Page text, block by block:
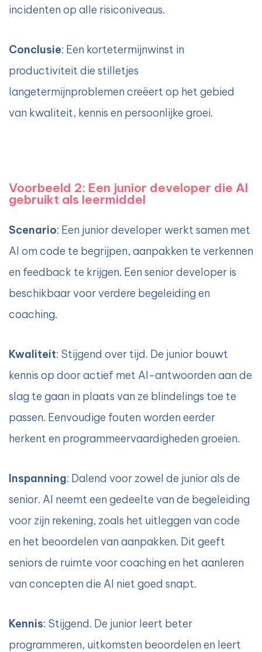
incidenten op alle risiconiveaus.
Conclusie: Een kortetermijnwinst in
productiviteit die stilletjes
langetermijnproblemen creëert op het gebied
van kwaliteit, kennis en persoonlijke groei.
Voorbeeld 2: Een junior developer die AI
gebruikt als leermiddel
Scenario: Een junior developer werkt samen met
AI om code te begrijpen, aanpakken te verkennen
en feedback te krijgen. Een senior developer is
beschikbaar voor verdere begeleiding en
coaching.
Kwaliteit: Stijgend over tijd. De junior bouwt
kennis op door actief met AI-antwoorden aan de
slag te gaan in plaats van ze blindelings toe te
passen. Eenvoudige fouten worden eerder
herkent en programmeervaardigheden groeien.
Inspanning: Dalend voor zowel de junior als de
senior. AI neemt een gedeelte van de begeleiding
voor zijn rekening, zoals het uitleggen van code
en het beoordelen van aanpakken. Dit geeft
seniors de ruimte voor coaching en het aanleren
van concepten die AI niet goed snapt.
Kennis: Stijgend. De junior leert beter
programmeren, uitkomsten beoordelen en leert